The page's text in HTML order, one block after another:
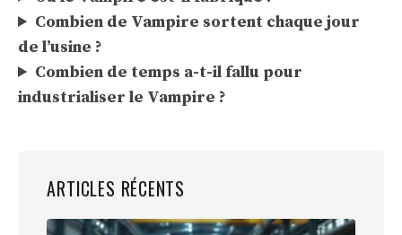
Combien de Vampire sortent chaque jour
de l’usine ?
Combien de temps a-t-il fallu pour
industrialiser le Vampire ?
ARTICLES RÉCENTS